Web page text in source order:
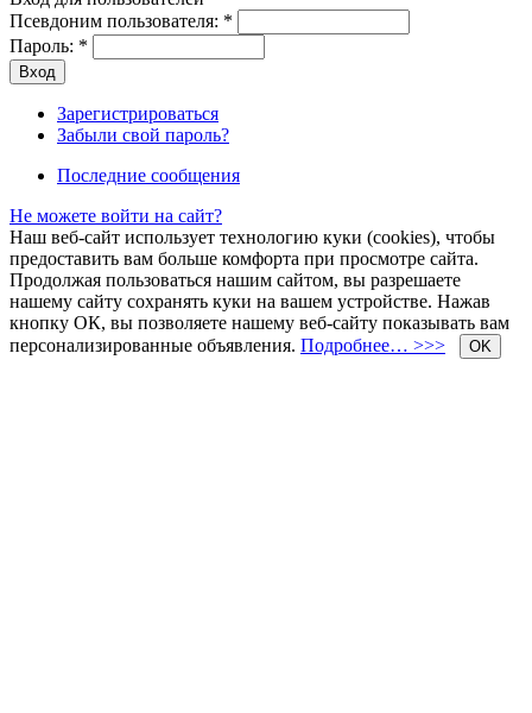
Псевдоним пользователя: *
Пароль: *
Зарегистрироваться
Забыли свой пароль?
Последние сообщения
Не можете войти на сайт?
Наш веб-сайт использует технологию куки (cookies), чтобы
предоставить вам больше комфорта при просмотре сайта.
Продолжая пользоваться нашим сайтом, вы разрешаете
нашему сайту сохранять куки на вашем устройстве. Нажав
кнопку ОК, вы позволяете нашему веб-сайту показывать вам
персонализированные объявления. Подробнее… >>> OK